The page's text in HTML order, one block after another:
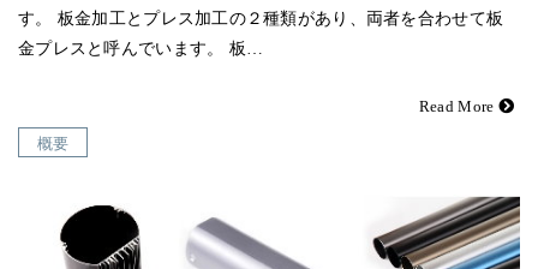
す。 板金加工とプレス加工の２種類があり、両者を合わせて板
金プレスと呼んでいます。 板…
Read More
概要